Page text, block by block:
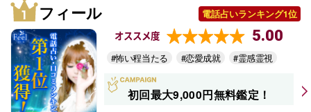
フィール 電話占いランキング1位
オススメ度 5.00
#怖い程当たる #恋愛成就 #霊感霊視
初回最大9,000円無料鑑定！